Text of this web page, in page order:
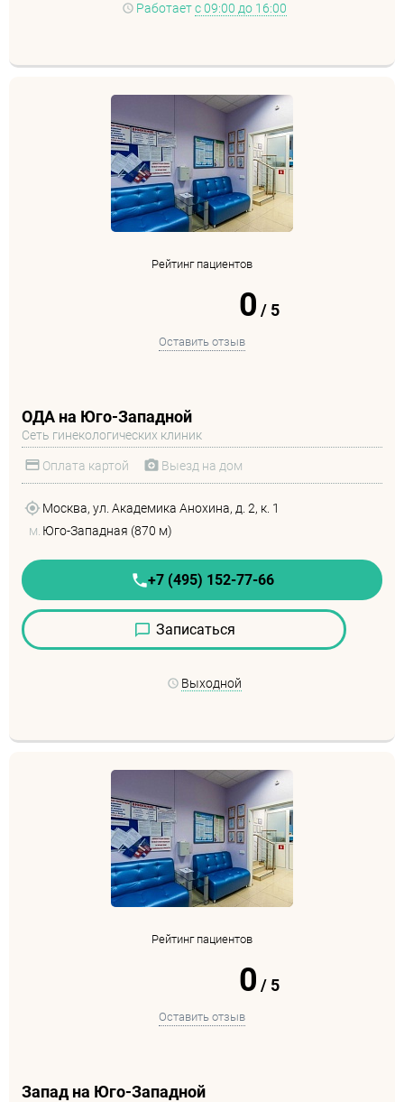
Работаетс 09:00 до 16:00
Рейтинг пациентов
0 / 5
Оставить отзыв
ОДА на Юго-Западной
Сеть гинекологических клиник
Оплата картой Выезд на дом
Москва, ул. Академика Анохина, д. 2, к. 1
м. Юго-Западная (870 м)
+7 (495) 152-77-66
Записаться
Выходной
Рейтинг пациентов
0 / 5
Оставить отзыв
Запад на Юго-Западной